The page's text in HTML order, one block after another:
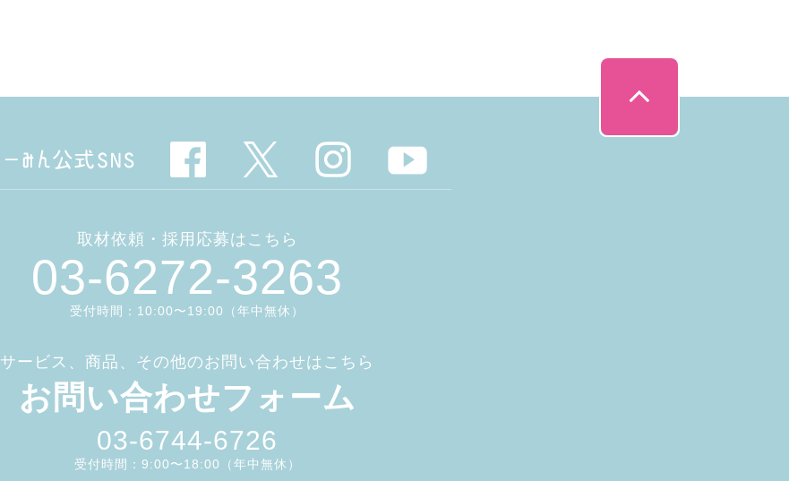
取材依頼・採用応募はこちら
03-6272-3263
受付時間：10:00〜19:00（年中無休）
サービス、商品、その他のお問い合わせはこちら
お問い合わせフォーム
03-6744-6726
受付時間：9:00〜18:00（年中無休）